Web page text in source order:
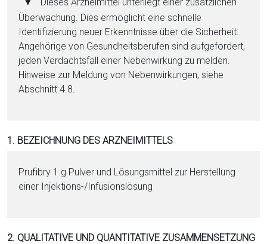
Überwachung. Dies ermöglicht eine schnelle
Identifizierung neuer Erkenntnisse über die Sicherheit.
Angehörige von Gesundheitsberufen sind aufgefordert,
jeden Verdachtsfall einer Nebenwirkung zu melden.
Hinweise zur Meldung von Nebenwirkungen, siehe
Abschnitt 4.8.
1. BEZEICHNUNG DES ARZNEIMITTELS
Prufibry 1 g Pul­ver und Lö­sungs­mit­tel zur Herstellung
ei­ner In­jektions-/Infusionslösung
2. QUALITATIVE UND QUANTITATIVE ZUSAMMENSETZUNG